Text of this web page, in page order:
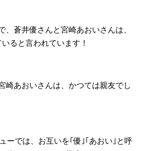
、蒼井優さんと宮崎あおいさんは、
ると言われています！
崎あおいさんは、かつては親友でし
ーでは、お互いを｢優｣｢あおい｣と呼